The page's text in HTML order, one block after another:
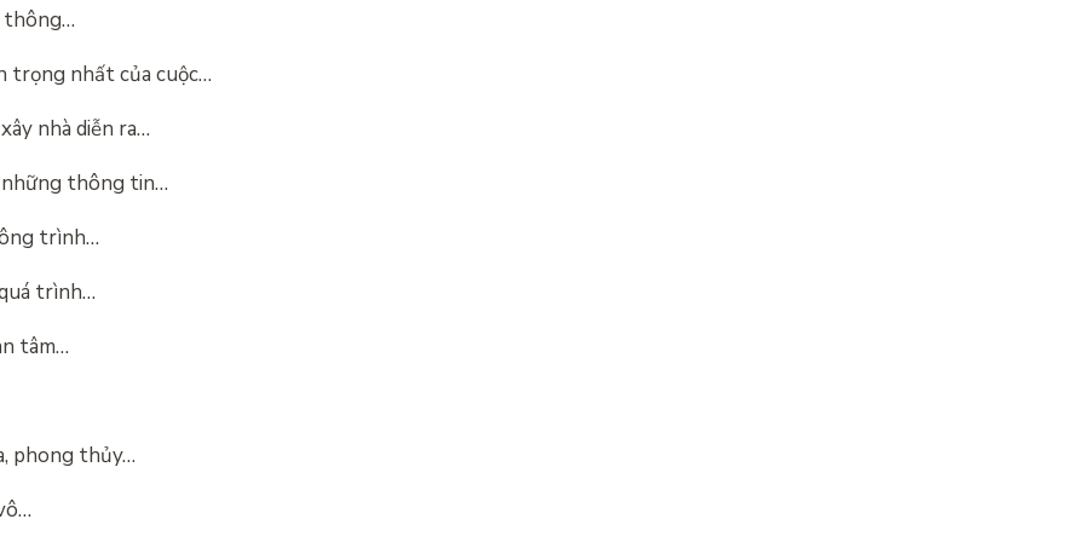
thông…
trọng nhất của cuộc…
nhà diễn ra…
những thông tin…
trình…
trình…
tâm…
phong thủy…